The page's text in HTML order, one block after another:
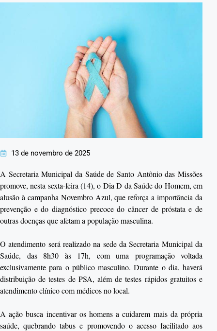
13 de novembro de 2025
A Secretaria Municipal da Saúde de Santo Antônio das Missões
promove, nesta sexta-feira (14), o Dia D da Saúde do Homem, em
alusão à campanha Novembro Azul, que reforça a importância da
prevenção e do diagnóstico precoce do câncer de próstata e de
outras doenças que afetam a população masculina.
O atendimento será realizado na sede da Secretaria Municipal da
Saúde, das 8h30 às 17h, com uma programação voltada
exclusivamente para o público masculino. Durante o dia, haverá
distribuição de testes de PSA, além de testes rápidos gratuitos e
atendimento clínico com médicos no local.
A ação busca incentivar os homens a cuidarem mais da própria
saúde, quebrando tabus e promovendo o acesso facilitado aos